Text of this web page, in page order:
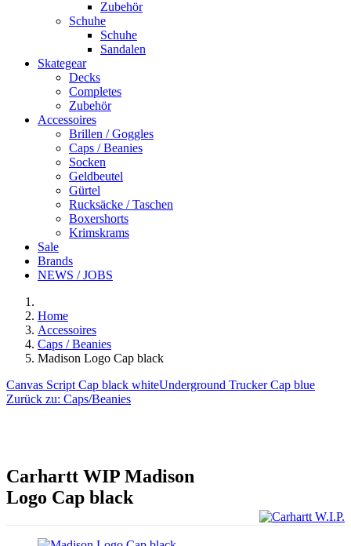
Zubehör
Schuhe
Schuhe
Sandalen
Skategear
Decks
Completes
Zubehör
Accessoires
Brillen / Goggles
Caps / Beanies
Socken
Geldbeutel
Gürtel
Rucksäcke / Taschen
Boxershorts
Krimskrams
Sale
Brands
NEWS / JOBS
Home
Accessoires
Caps / Beanies
Madison Logo Cap black
Canvas Script Cap black whiteUnderground Trucker Cap blue
Zurück zu: Caps/Beanies
Carhartt WIP Madison
Logo Cap black